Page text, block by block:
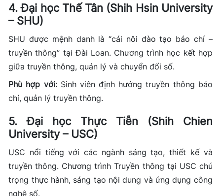
4. Đại học Thế Tân (Shih Hsin University
– SHU)
SHU được mệnh danh là “cái nôi đào tạo báo chí –
truyền thông” tại Đài Loan. Chương trình học kết hợp
giữa truyền thông, quản lý và chuyển đổi số.
Phù hợp với:Sinh viên định hướng truyền thông báo
chí, quản lý truyền thông.
5. Đại học Thực Tiễn (Shih Chien
University – USC)
USC nổi tiếng với các ngành sáng tạo, thiết kế và
truyền thông. Chương trình Truyền thông tại USC chú
trọng thực hành, sáng tạo nội dung và ứng dụng công
nghệ số.